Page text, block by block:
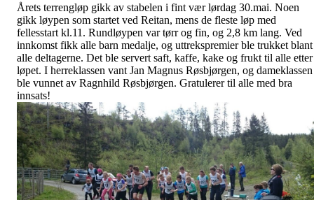
Årets terrengløp gikk av stabelen i fint vær lørdag 30.mai. Noen
gikk løypen som startet ved Reitan, mens de fleste løp med
fellesstart kl.11. Rundløypen var tørr og fin, og 2,8 km lang. Ved
innkomst fikk alle barn medalje, og uttrekspremier ble trukket blant
alle deltagerne. Det ble servert saft, kaffe, kake og frukt til alle etter
løpet. I herreklassen vant Jan Magnus Røsbjørgen, og dameklassen
ble vunnet av Ragnhild Røsbjørgen. Gratulerer til alle med bra
innsats!